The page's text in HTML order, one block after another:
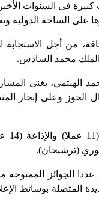
في السنوات
الساحة الدولية
من أجل الاستجابة
الملك محمد السادس.
الهيتمي، بغنى
الحوز وعلى إنجاز
(ترشيحان).
الجوائز الممنوحة
المتصلة بوسائط